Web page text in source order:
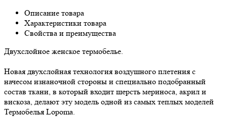
Описание товара
Характеристики товара
Свойства и преимущества
Двухслойное женское термобелье.
Новая двухслойная технология воздушного плетения с
начесом изнаночной стороны и специально подобранный
состав ткани, в который входит шерсть мериноса, акрил и
вискоза, делают эту модель одной из самых теплых моделей
Термобелья Lopoma.